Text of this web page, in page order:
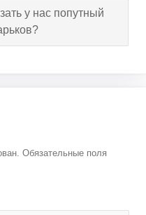
у нас попутный
Обязательные поля